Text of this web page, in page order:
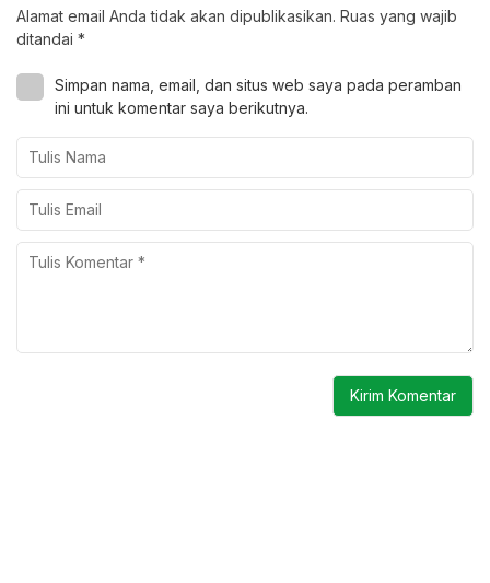
Alamat email Anda tidak akan dipublikasikan. Ruas yang wajib
ditandai *
Simpan nama, email, dan situs web saya pada peramban
ini untuk komentar saya berikutnya.